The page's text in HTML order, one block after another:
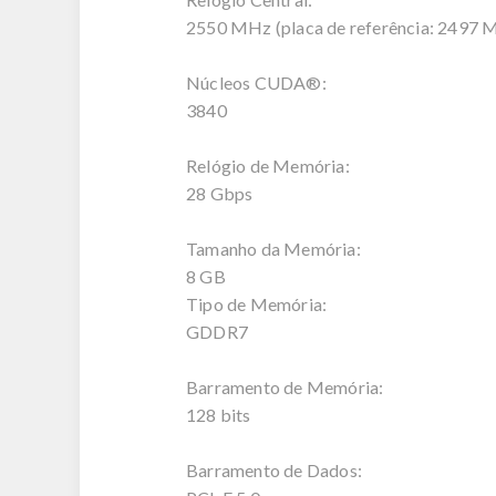
2550 MHz (placa de referência: 2497
Núcleos CUDA®:
3840
Relógio de Memória:
28 Gbps
Tamanho da Memória:
8 GB
Tipo de Memória:
GDDR7
Barramento de Memória:
128 bits
Barramento de Dados: